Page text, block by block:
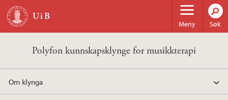
Hopp til hovedinnhold
Meny Søk
Polyfon kunnskapsklynge for musikkterapi
Om klynga